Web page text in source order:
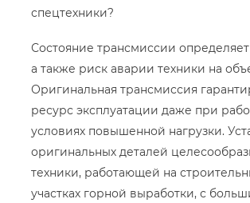
спецтехники?
Состояние трансмиссии
а также риск аварии техники на
Оригинальная трансмиссия
ресурс эксплуатации даже при
условиях повышенной нагрузки.
оригинальных деталей
техники, работающей на
участках горной выработки, с